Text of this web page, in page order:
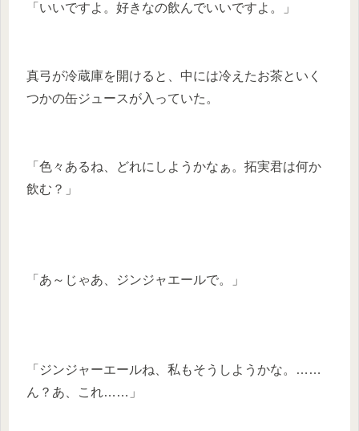
「いいですよ。好きなの飲んでいいですよ。」
真弓が冷蔵庫を開けると、中には冷えたお茶といく
つかの缶ジュースが入っていた。
「色々あるね、どれにしようかなぁ。拓実君は何か
飲む？」
「あ～じゃあ、ジンジャエールで。」
「ジンジャーエールね、私もそうしようかな。……
ん？あ、これ……」